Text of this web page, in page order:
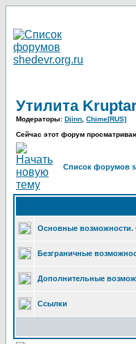
Утилита
Модераторы: Djinn Chime[RUS]
Сейчас этот форум
Список форумов
Основные возможности.
Безграничные
Дополнительные
Ссылки